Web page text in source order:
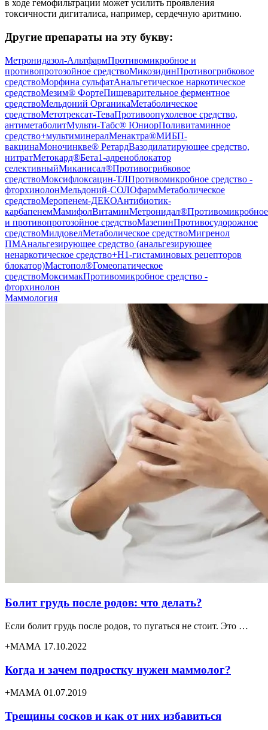
в ходе гемофильтрации может усилить проявления
токсичности дигиталиса, например, сердечную аритмию.
Другие препараты на эту букву:
Метронидазол-АльтфармПротивомикробное и
противопротозойное средствоМикозидинПротивогрибковое
средствоМорфина сульфатАнальгетическое наркотическое
средствоМезим® ФортеПищеварительное ферментное
средствоМельдоний ОрганикаМетаболическое
средствоМетотрексат-ТеваПротивоопухолевое средство,
антиметаболитМульти-Табс® ЮниорПоливитаминное
средство+мультиминералМенактра®МИБП-
вакцинаМоночинкве® РетардВазодилатирующее средство,
нитратМетокард®Бета1-адреноблокатор
селективныйМиканисал®Противогрибковое
средствоМоксифлоксацин-ТЛПротивомикробное средство -
фторхинолонМельдоний-СОЛОфармМетаболическое
средствоМеропенем-ДЕКОАнтибиотик-
карбапенемМамифолВитаминМетронидал®Противомикробное
и противопротозойное средствоМазепинПротивосудорожное
средствоМилдовелМетаболическое средствоМигренол
ПМАнальгезирующее средство (анальгезирующее
ненаркотическое средство+H1-гистаминовых рецепторов
блокатор)Мастопол®Гомеопатическое
средствоМоксимакПротивомикробное средство -
фторхинолон
Маммология
Болит грудь после родов: что делать?
Если болит грудь после родов, то пугаться не стоит. Это …
+МАМА 17.10.2022
Когда и зачем подростку нужен маммолог?
+МАМА 01.07.2019
Трещины сосков и как от них избавиться